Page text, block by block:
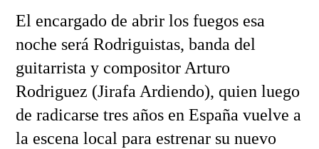
El encargado de abrir los fuegos esa
noche será Rodriguistas, banda del
guitarrista y compositor Arturo
Rodriguez (Jirafa Ardiendo), quien luego
de radicarse tres años en España vuelve a
la escena local para estrenar su nuevo